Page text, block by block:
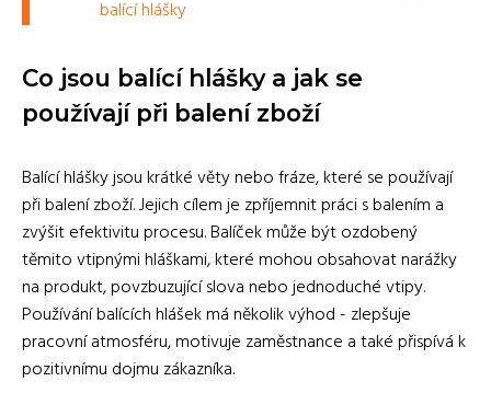
balící hlášky
Co jsou balící hlášky a jak se
používají při balení zboží
Balící hlášky jsou krátké věty nebo fráze, které se používají
při balení zboží. Jejich cílem je zpříjemnit práci s balením a
zvýšit efektivitu procesu. Balíček může být ozdobený
těmito vtipnými hláškami, které mohou obsahovat narážky
na produkt, povzbuzující slova nebo jednoduché vtipy.
Používání balících hlášek má několik výhod - zlepšuje
pracovní atmosféru, motivuje zaměstnance a také přispívá k
pozitivnímu dojmu zákazníka.